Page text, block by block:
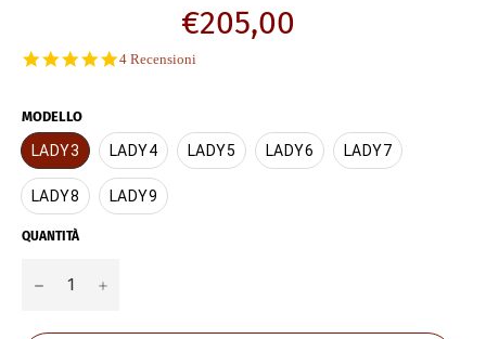
Prezzo
di
listino
€205,00
5.0
4 Recensioni
MODELLO
LADY3 LADY4 LADY5 LADY6 LADY7
LADY8 LADY9
QUANTITÀ
− +